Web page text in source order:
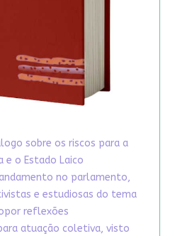
sobre os riscos para a
e o Estado Laico
no parlamento,
e estudiosas do tema
reflexões
atuação coletiva, visto